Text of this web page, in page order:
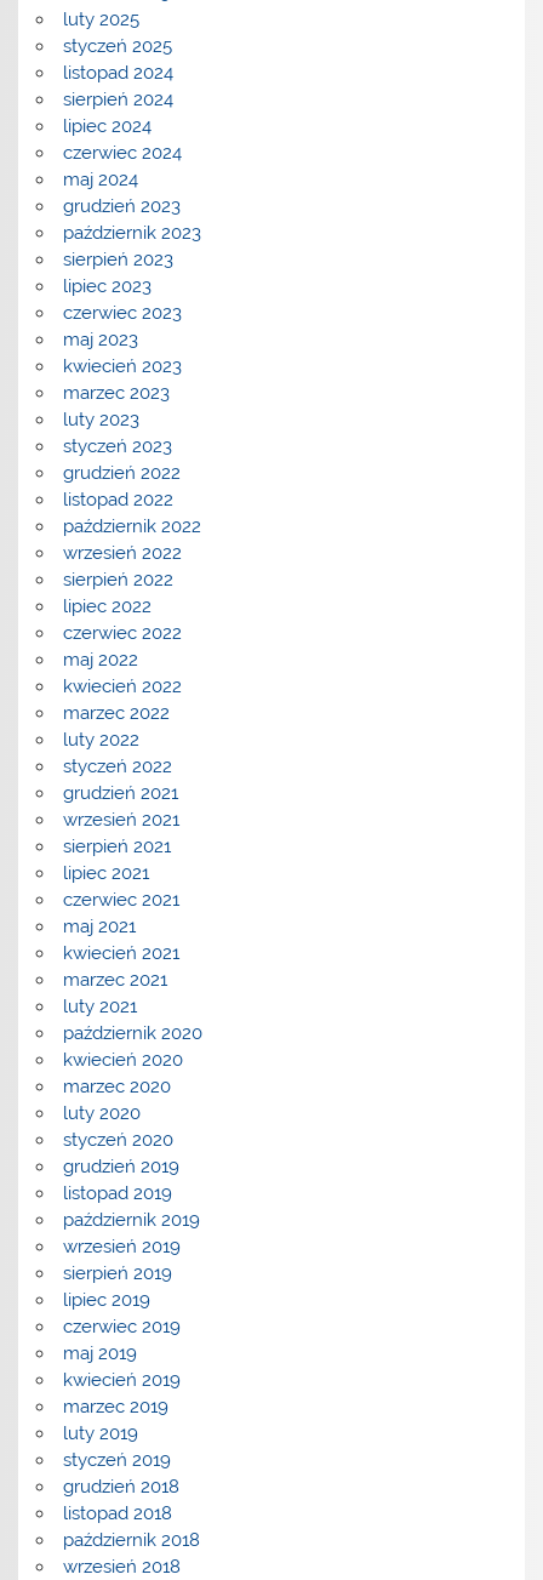
luty 2025
styczeń 2025
listopad 2024
sierpień 2024
lipiec 2024
czerwiec 2024
maj 2024
grudzień 2023
październik 2023
sierpień 2023
lipiec 2023
czerwiec 2023
maj 2023
kwiecień 2023
marzec 2023
luty 2023
styczeń 2023
grudzień 2022
listopad 2022
październik 2022
wrzesień 2022
sierpień 2022
lipiec 2022
czerwiec 2022
maj 2022
kwiecień 2022
marzec 2022
luty 2022
styczeń 2022
grudzień 2021
wrzesień 2021
sierpień 2021
lipiec 2021
czerwiec 2021
maj 2021
kwiecień 2021
marzec 2021
luty 2021
październik 2020
kwiecień 2020
marzec 2020
luty 2020
styczeń 2020
grudzień 2019
listopad 2019
październik 2019
wrzesień 2019
sierpień 2019
lipiec 2019
czerwiec 2019
maj 2019
kwiecień 2019
marzec 2019
luty 2019
styczeń 2019
grudzień 2018
listopad 2018
październik 2018
wrzesień 2018